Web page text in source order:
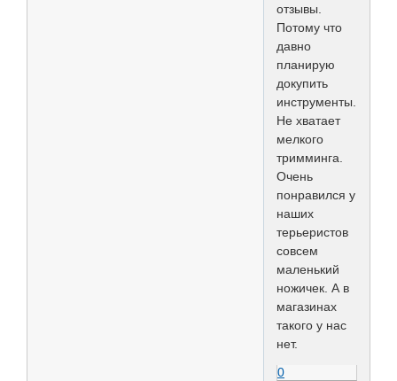
отзывы.
Потому что
давно
планирую
докупить
инструменты.
Не хватает
мелкого
тримминга.
Очень
понравился у
наших
терьеристов
совсем
маленький
ножичек. А в
магазинах
такого у нас
нет.
0